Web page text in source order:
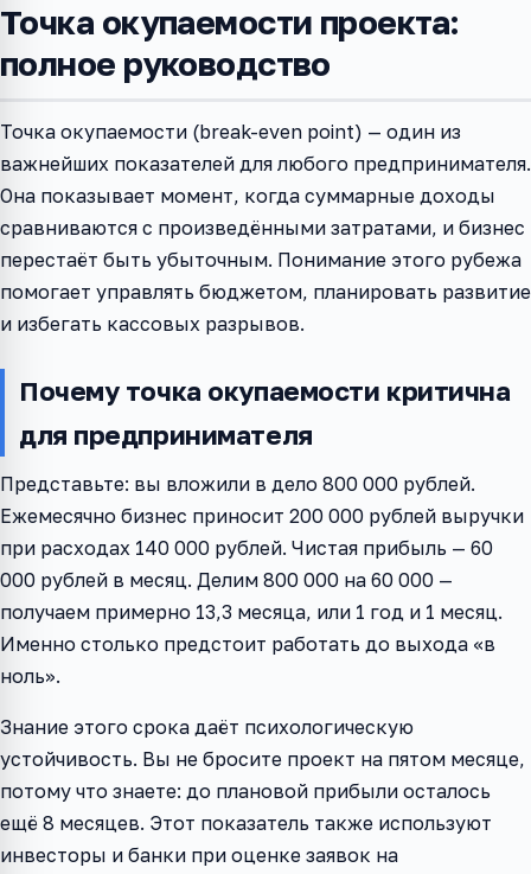
Точка окупаемости проекта:
полное руководство
Точка окупаемости (break-even point) — один из
важнейших показателей для любого предпринимателя.
Она показывает момент, когда суммарные доходы
сравниваются с произведёнными затратами, и бизнес
перестаёт быть убыточным. Понимание этого рубежа
помогает управлять бюджетом, планировать развитие
и избегать кассовых разрывов.
Почему точка окупаемости критична
для предпринимателя
Представьте: вы вложили в дело 800 000 рублей.
Ежемесячно бизнес приносит 200 000 рублей выручки
при расходах 140 000 рублей. Чистая прибыль — 60
000 рублей в месяц. Делим 800 000 на 60 000 —
получаем примерно 13,3 месяца, или 1 год и 1 месяц.
Именно столько предстоит работать до выхода «в
ноль».
Знание этого срока даёт психологическую
устойчивость. Вы не бросите проект на пятом месяце,
потому что знаете: до плановой прибыли осталось
ещё 8 месяцев. Этот показатель также используют
инвесторы и банки при оценке заявок на